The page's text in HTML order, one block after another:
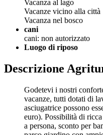
Vacanza al lago
Vacanze vicino alla città
Vacanza nel bosco
cani
cani: non autorizzato
Luogo di riposo
Descrizione
Godetevi i nostri
vacanze, tutti dotati di
asciugatrice possono
euro). Possibilità di
a persona, sconto per